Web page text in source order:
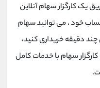
یک کارگزار سهام آنلاین
خود ، می توانید سهام
دقیقه خریداری کنید،
سهام با خدمات کامل